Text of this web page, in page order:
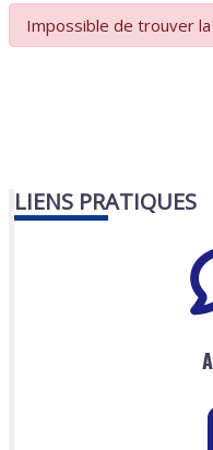
Impossible de trouver
LIENS PRATIQUES